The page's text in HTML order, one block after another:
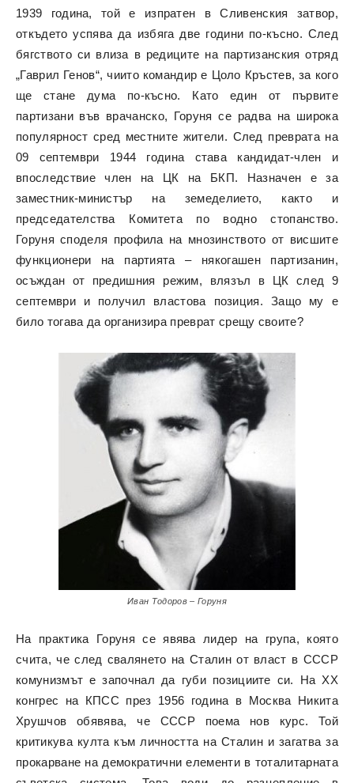
1939 година, той е изпратен в Сливенския затвор,
откъдето успява да избяга две години по-късно. След
бягството си влиза в редиците на партизанския отряд
„Гаврил Генов“, чиито командир е Цоло Кръстев, за кого
ще стане дума по-късно. Като един от първите
партизани във врачанско, Горуня се радва на широка
популярност сред местните жители. След преврата на
09 септември 1944 година става кандидат-член и
впоследствие член на ЦК на БКП. Назначен е за
заместник-министър на земеделието, както и
председателства Комитета по водно стопанство.
Горуня споделя профила на мнозинството от висшите
функционери на партията – някогашен партизанин,
осъждан от предишния режим, влязъл в ЦК след 9
септември и получил властова позиция. Защо му е
било тогава да организира преврат срещу своите?
Иван Тодоров – Горуня
На практика Горуня се явява лидер на група, която
счита, че след свалянето на Сталин от власт в СССР
комунизмът е започнал да губи позициите си. На ХХ
конгрес на КПСС през 1956 година в Москва Никита
Хрушчов обявява, че СССР поема нов курс. Той
критикува култа към личността на Сталин и загатва за
прокарване на демократични елементи в тоталитарната